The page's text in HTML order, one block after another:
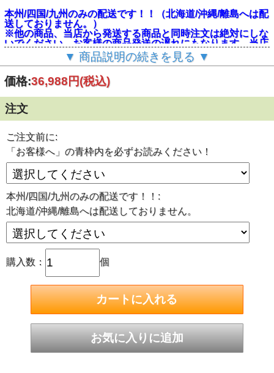
本州/四国/九州のみの配送です！！（北海道/沖縄/離島へは配
送しておりません。）
※他の商品、当店から発送する商品と同時注文は絶対にしな
いでください。お客様の商品発送の遅れにもなります。当店
から発送するものには別途送料がかかります。
この商品は発送までの目安として、2営業日～5営業日(土/日/
ャンセル不可】となっております。
※この商品は取扱い商社より直送の為、納品書/明細書等は
同封しておりません。
■建築工事現場などで足場等の仮設構造物の外側側面に設
け、落下物等が建築工事現場の外側へ飛び出すことを防止す
る目的で使用します。メッシュのため通風性が良く、風圧に
よる足場への負担を軽減します。
■素材・混合率：ポリエステル100％
■ハトメ数：46個（300P）
■輸入品
▼ 商品説明の続きを見る ▼
価格:36,988円(税込)
注文
ご注文前に:
「お客様へ」の青枠内を必ずお読みください！
本州/四国/九州のみの配送です！！:
北海道/沖縄/離島へは配送しておりません。
購入数： 個